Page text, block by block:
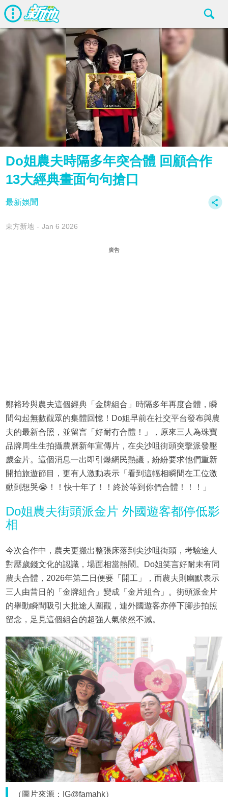
Do姐農夫時隔多年突合體 回顧合作
13大經典畫面句句搶口
最新娛聞
東方新地 Jan 6 2026
廣告
鄭裕玲與農夫這個經典「金牌組合」時隔多年再度合體，瞬
間勾起無數觀眾的集體回憶！Do姐早前在社交平台發布與農
夫的最新合照，並留言「好耐冇合體！」，原來三人為珠寶
品牌周生生拍攝農曆新年宣傳片，在尖沙咀街頭突擊派發壓
歲金片。這個消息一出即引爆網民熱議，紛紛要求他們重新
開拍旅遊節目，更有人激動表示「看到這幅相瞬間在工位激
動到想哭😭！！快十年了！！終於等到你們合體！！！」
Do姐農夫街頭派金片 外國遊客都停低影
相
今次合作中，農夫更搬出整張床落到尖沙咀街頭，考驗途人
對壓歲錢文化的認識，場面相當熱鬧。Do姐笑言好耐未有同
農夫合體，2026年第二日便要「開工」，而農夫則幽默表示
三人由昔日的「金牌組合」變成「金片組合」。街頭派金片
的舉動瞬間吸引大批途人圍觀，連外國遊客亦停下腳步拍照
留念，足見這個組合的超強人氣依然不減。
（圖片來源：IG@famahk）